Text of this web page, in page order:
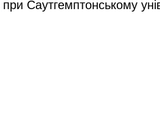
при Саутгемптонському